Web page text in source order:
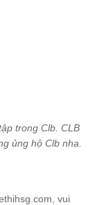
trong Clb. CLB
ủng hộ Clb nha.
vui